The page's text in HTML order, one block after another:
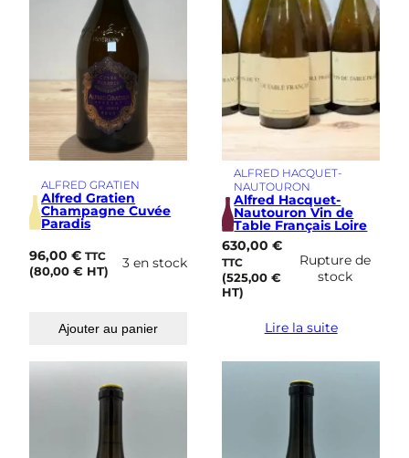
ALFRED GRATIEN
Alfred Gratien
Champagne Cuvée
Paradis
96,00€ TTC
(80,00€ HT) 3 en stock
Ajouter au panier
ALFRED HACQUET-
NAUTOURON
Alfred Hacquet-
Nautouron Vin de
Table Français Loire
630,00€
TTC
(525,00€
HT)
Rupture de
stock
Lire la suite